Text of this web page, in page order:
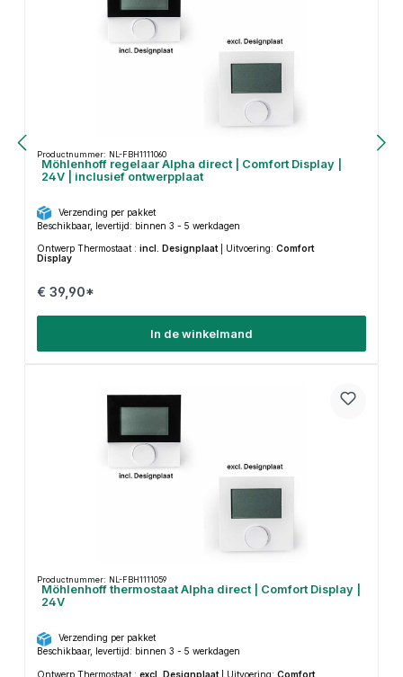
Productnummer: NL-FBH1111060
Möhlenhoff regelaar Alpha direct | Comfort Display |
24V | inclusief ontwerpplaat
Verzending per pakket
Beschikbaar, levertijd: binnen 3 - 5 werkdagen
Ontwerp Thermostaat : incl. Designplaat Uitvoering: Comfort
Display
€ 39,90*
In de winkelmand
Productnummer: NL-FBH1111059
Möhlenhoff thermostaat Alpha direct | Comfort Display |
24V
Verzending per pakket
Beschikbaar, levertijd: binnen 3 - 5 werkdagen
Ontwerp Thermostaat : excl. Designplaat Uitvoering: Comfort